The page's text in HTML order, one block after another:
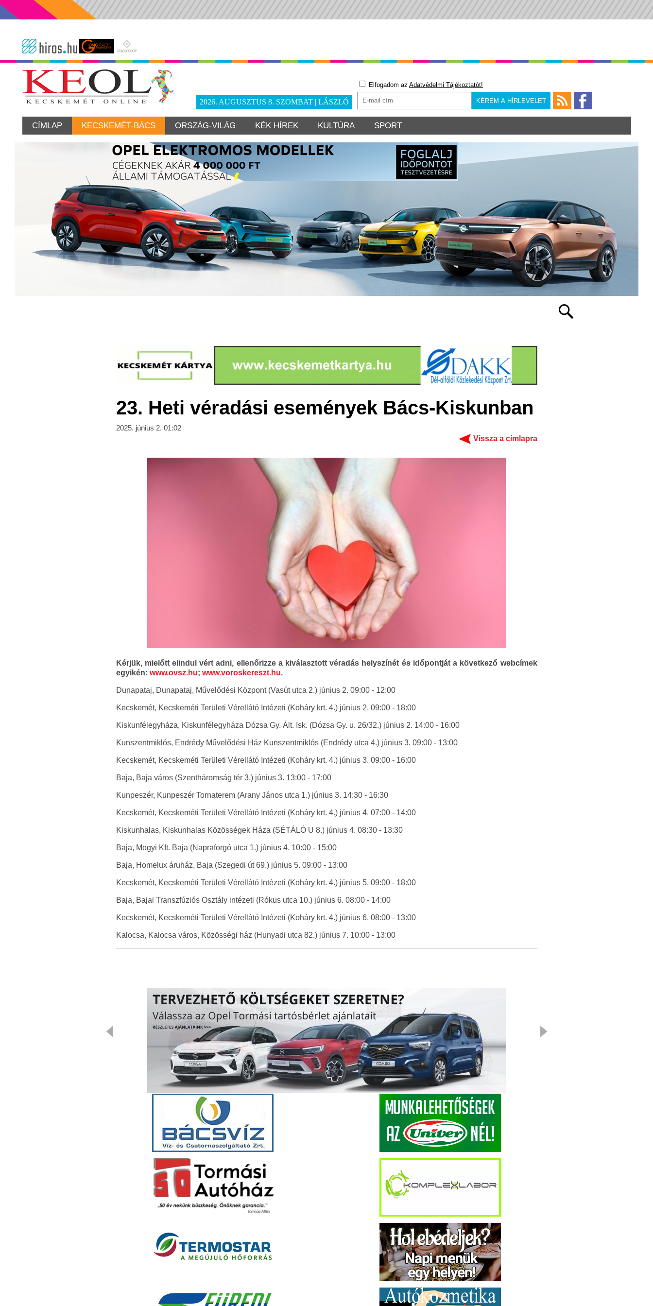
2026. AUGUSZTUS 8. SZOMBAT | LÁSZLÓ
Elfogadom az Adatvédelmi Tájékoztatót!
CÍMLAP KECSKEMÉT-BÁCS ORSZÁG-VILÁG KÉK HÍREK KULTÚRA SPORT
23. Heti véradási események Bács-Kiskunban
2025. június 2. 01:02
Vissza a címlapra
Kérjük, mielőtt elindul vért adni, ellenőrizze a kiválasztott véradás helyszínét és időpontját a következő webcímek
egyikén: www.ovsz.hu; www.voroskereszt.hu.
Dunapataj, Dunapataj, Művelődési Központ (Vasút utca 2.) június 2. 09:00 - 12:00
Kecskemét, Kecskeméti Területi Vérellátó Intézeti (Koháry krt. 4.) június 2. 09:00 - 18:00
Kiskunfélegyháza, Kiskunfélegyháza Dózsa Gy. Ált. Isk. (Dózsa Gy. u. 26/32.) június 2. 14:00 - 16:00
Kunszentmiklós, Endrédy Művelődési Ház Kunszentmiklós (Endrédy utca 4.) június 3. 09:00 - 13:00
Kecskemét, Kecskeméti Területi Vérellátó Intézeti (Koháry krt. 4.) június 3. 09:00 - 16:00
Baja, Baja város (Szentháromság tér 3.) június 3. 13:00 - 17:00
Kunpeszér, Kunpeszér Tornaterem (Arany János utca 1.) június 3. 14:30 - 16:30
Kecskemét, Kecskeméti Területi Vérellátó Intézeti (Koháry krt. 4.) június 4. 07:00 - 14:00
Kiskunhalas, Kiskunhalas Közösségek Háza (SÉTÁLÓ U 8.) június 4. 08:30 - 13:30
Baja, Mogyi Kft. Baja (Napraforgó utca 1.) június 4. 10:00 - 15:00
Baja, Homelux áruház, Baja (Szegedi út 69.) június 5. 09:00 - 13:00
Kecskemét, Kecskeméti Területi Vérellátó Intézeti (Koháry krt. 4.) június 5. 09:00 - 18:00
Baja, Bajai Transzfúziós Osztály intézeti (Rókus utca 10.) június 6. 08:00 - 14:00
Kecskemét, Kecskeméti Területi Vérellátó Intézeti (Koháry krt. 4.) június 6. 08:00 - 13:00
Kalocsa, Kalocsa város, Közösségi ház (Hunyadi utca 82.) június 7. 10:00 - 13:00